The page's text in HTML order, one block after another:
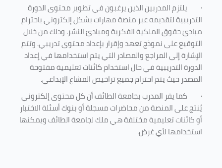
· يلتزم المدربين الذين يرغبون في تطوير محتوى الدورة
التدريبية لتقديمه عبر منصة مهارات بشكل إلكتروني باحترام
مبادئ حقوق الملكية الفكرية ومبادئ النشر. وذلك من خلال
التوقيع على نموذج تعهد وإقرار بإعداد محتوى تدريبي. وتتم
الإشارة إلى المراجع والمصادر التي يتم استخدامها في إعداد
الدورة التدريبية في حال استخدام كائنات تعليمية مفتوحة
المصدر حيث يتم احترام جميع تراخيص المشاع الإبداعي.
· كما يقر المدرب بجامعة الطائف أن كل محتوى إلكتروني
يُنتج على المنصة من محاضرات مسجلة أو بنوك أسئلة الاختبار
أو كائنات تعليمية مختلفة هي ملك لجامعة الطائف ويمكنها
استخدامها لأي غرض.